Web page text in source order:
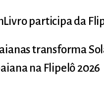
participa da
transforma
na Flipelô 2026